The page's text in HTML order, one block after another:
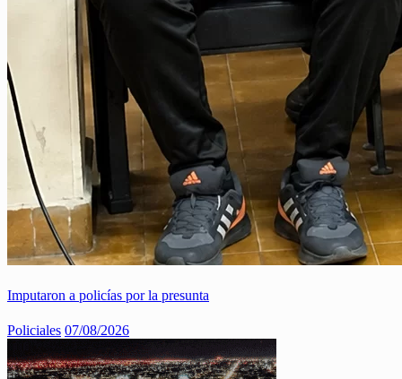
Imputaron a policías por la presunta
Policiales 07/08/2026